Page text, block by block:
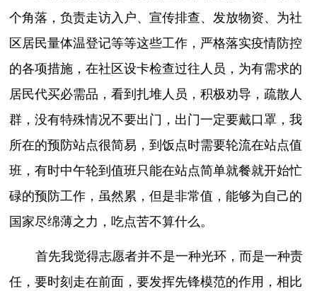
个角落，负责走访入户、宣传排查、发放物资、为社
区居民量体温登记等等这些工作，严格落实疫情防控
的各项措施，在社区设卡检查过往人员，为有需求的
居民代买必需品，看到扎堆人员，积极劝导，疏散人
群，没有特殊情况不要出门，出门一定要戴口罩，我
所在的预防站点很简易，到饭点时需要轮流在站点值
班，有时中午轮到值班只能在站点简单就餐就开始忙
碌的预防工作，虽然累，但是非常值，能够为自己的
国家尽绵薄之力，吃点苦不算什么。
首先我觉得志愿者并不是一种光环，而是一种责
任，要时刻走在前面，要发挥先锋模范的作用，相比